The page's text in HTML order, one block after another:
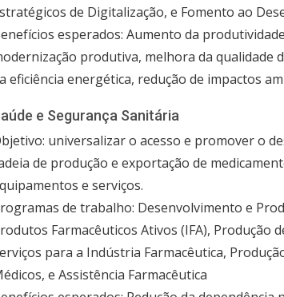
de Digitalização, e Fomento ao
esperados: Aumento da
produtiva, melhora da qualidade
eficiência energética, redução de impactos
e Segurança Sanitária
universalizar o acesso e promover o
de produção e exportação de
e serviços.
de trabalho: Desenvolvimento e
Farmacêuticos Ativos (IFA), Produção
para a Indústria Farmacêutica,
e Assistência Farmacêutica